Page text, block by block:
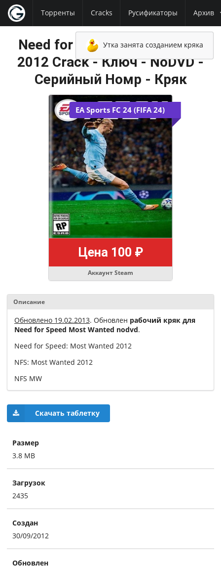
Торренты Cracks Русификаторы Архив
Утка занята созданием кряка
Need for Speed Most Wanted
2012 Crack - Ключ - NoDVD -
Серийный Номр - Кряк
EA Sports FC 24 (FIFA 24)
Аккаунт Steam
Цена 100 ₽
Описание
Обновлено 19.02.2013. Обновлен рабочий кряк для
Need for Speed Most Wanted nodvd.
Need for Speed: Most Wanted 2012
NFS: Most Wanted 2012
NFS MW
Скачать таблетку
Размер
3.8 MB
Загрузок
2435
Создан
30/09/2012
Обновлен